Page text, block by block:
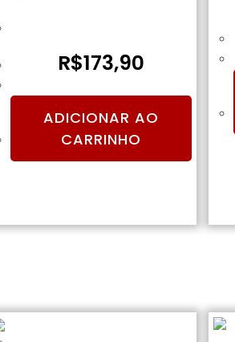
R$173,90
ADICIONAR AO
CARRINHO